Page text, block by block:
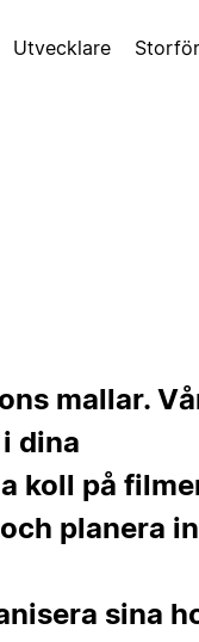
Utvecklare
mallar.
dina
koll på
planera
sina